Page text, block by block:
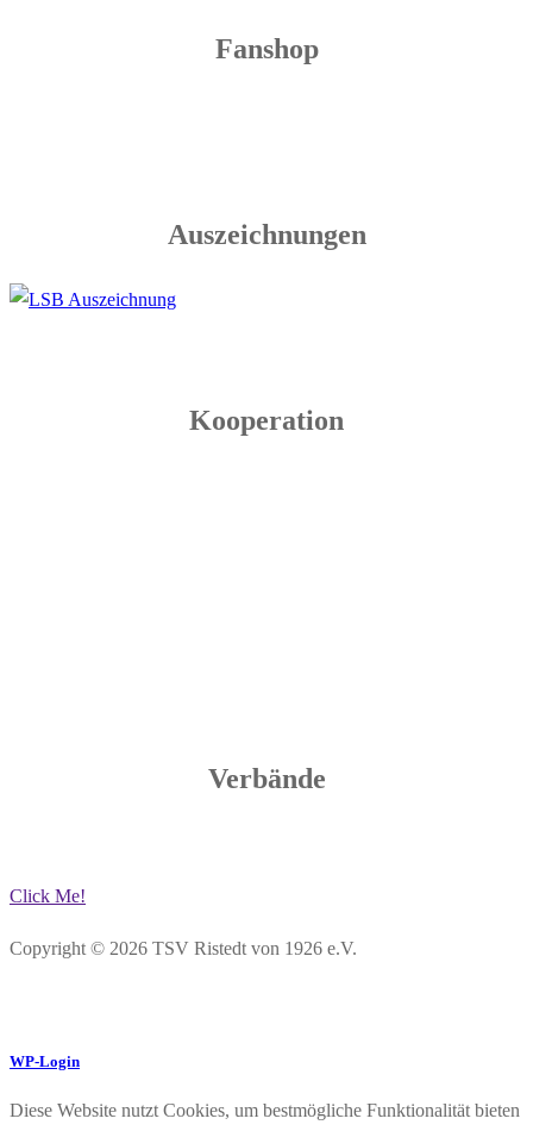
Fanshop
Auszeichnungen
Kooperation
Verbände
Click Me!
Copyright © 2026 TSV Ristedt von 1926 e.V.
WP-Login
Diese Website nutzt Cookies, um bestmögliche Funktionalität bieten